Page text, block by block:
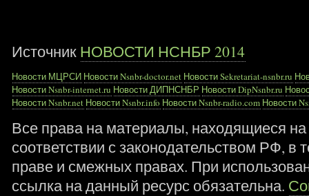
Источник НОВОСТИ НСНБР 2014
Новости МЦРСИ Новости Nsnbr-doctor.net Новости Sekretariat-nsnbr.ru
Новости Nsnbr-internet.ru Новости ДИПНСНБР Новости DipNsnbr.ru
Новости Nsnbr.net Новости Nsnbr.info Новости Nsnbr-radio.com Новости
Все права на материалы, находящиеся
соответствии с законодательством РФ, в
праве и смежных правах. При
ссылка на данный ресурс обязательна.